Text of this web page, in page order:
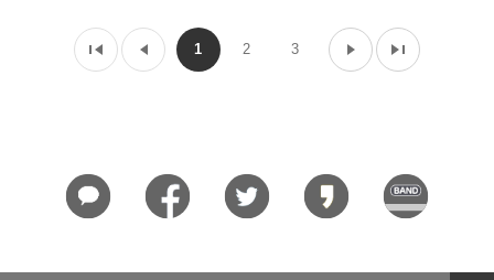
1 2 3